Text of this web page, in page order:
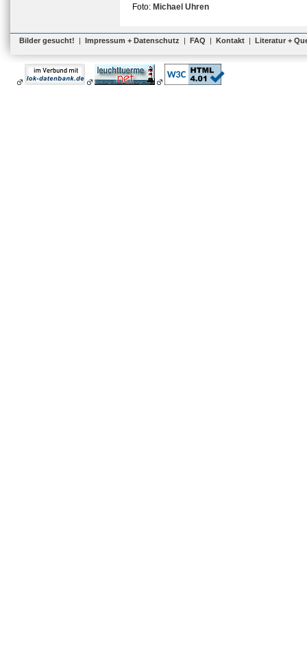
Foto: Michael Uhren
Bilder gesucht! | Impressum + Datenschutz | FAQ | Kontakt | Literatur +